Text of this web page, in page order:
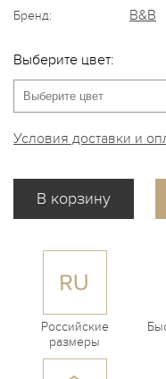
Бренд: B&B
Выберите цвет:
Условия доставки и
Российские
размеры